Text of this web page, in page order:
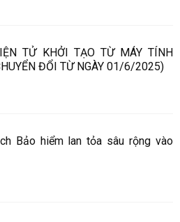
TỬ KHỞI TẠO TỪ MÁY TÍNH
ĐỔI TỪ NGÀY 01/6/2025)
Bảo hiểm lan tỏa sâu rộng vào